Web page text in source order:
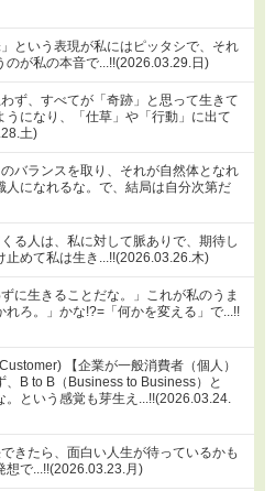
という表現が私にはピッタシで、それ
のが私の本音で...!!(2026.03.29.日)
ず、すべてが「奇跡」と思って生きて
うになり、「仕草」や「行動」に出て
土)
バランスを取り、それが自然体となれ
人になれるな。で、結局は自分次第だ
る人は、私に対して脈ありで、期待し
止めて私は生き...!!(2026.03.26.木)
に生きることだな。」これが私のうま
れろ。」かな!?=「何かを変える」で...!!
【企業が一般消費者（個人）
、B to B（Business to Business）と
という感覚も芽生え...!!(2026.03.24.
きたら、面白い人生が待っているかも
想で...!!(2026.03.23.月)